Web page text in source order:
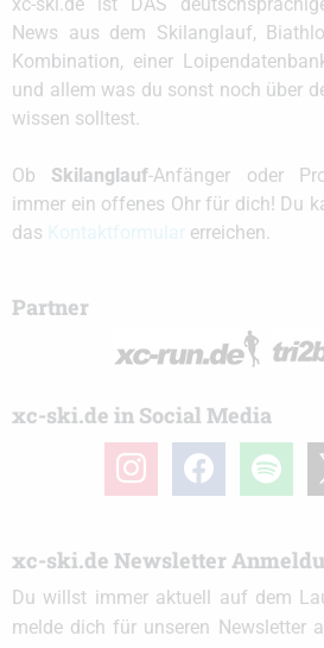
News aus dem Skilanglauf,
Kombination, einer
und allem was du sonst noch über
wissen solltest.
Ob Skilanglauf-Anfänger oder
immer ein offenes Ohr für dich! Du
das
erreichen.
Partner
xc-ski.de in Social Media
instagramfacebook spotify
xc-ski.de Newsletter
Du willst immer aktuell auf dem
melde dich für unseren Newsletter